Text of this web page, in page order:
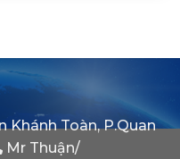
Khánh Toàn, P.Quan
Mr Thuận/